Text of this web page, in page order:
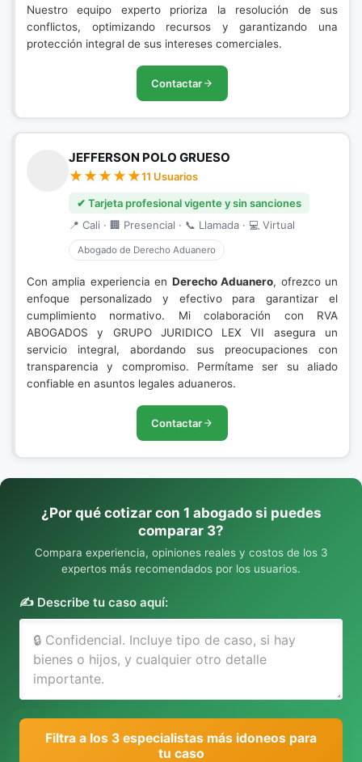
Nuestro equipo experto prioriza la resolución de sus
conflictos, optimizando recursos y garantizando una
protección integral de sus intereses comerciales.
Contactar
JEFFERSON POLO GRUESO
11 Usuarios
✔ Tarjeta profesional vigente y sin sanciones
📍 Cali · 🏢 Presencial · 📞 Llamada · 💻 Virtual
Abogado de Derecho Aduanero
Con amplia experiencia en Derecho Aduanero, ofrezco un
enfoque personalizado y efectivo para garantizar el
cumplimiento normativo. Mi colaboración con RVA
ABOGADOS y GRUPO JURIDICO LEX VII asegura un
servicio integral, abordando sus preocupaciones con
transparencia y compromiso. Permítame ser su aliado
confiable en asuntos legales aduaneros.
Contactar
¿Por qué cotizar con 1 abogado si puedes
comparar 3?
Compara experiencia, opiniones reales y costos de los 3
expertos más recomendados por los usuarios.
✍️ Describe tu caso aquí:
Filtra a los 3 especialistas más idoneos para
tu caso